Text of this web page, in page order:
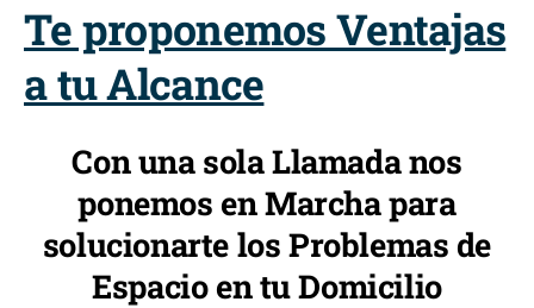
Te proponemos Ventajas
a tu Alcance
Con una sola Llamada nos
ponemos en Marcha para
solucionarte los Problemas de
Espacio en tu Domicilio